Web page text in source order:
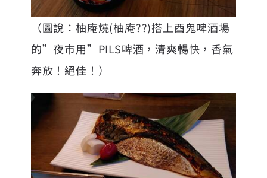
（圖說：柚庵燒(柚庵??)搭上酉鬼啤酒場
的”夜市用”PILS啤酒，清爽暢快，香氣
奔放！絕佳！）